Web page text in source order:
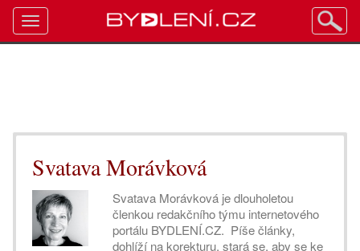
Svatava Morávková
Svatava Morávková je dlouholetou
členkou redakčního týmu internetového
portálu BYDLENÍ.CZ. Píše články,
dohlíží na korekturu, stará se, aby se ke
Toggle
navigation